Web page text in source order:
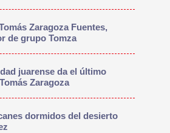
Zaragoza Fuentes,
de grupo Tomza
juarense da el último
Zaragoza
dormidos del desierto